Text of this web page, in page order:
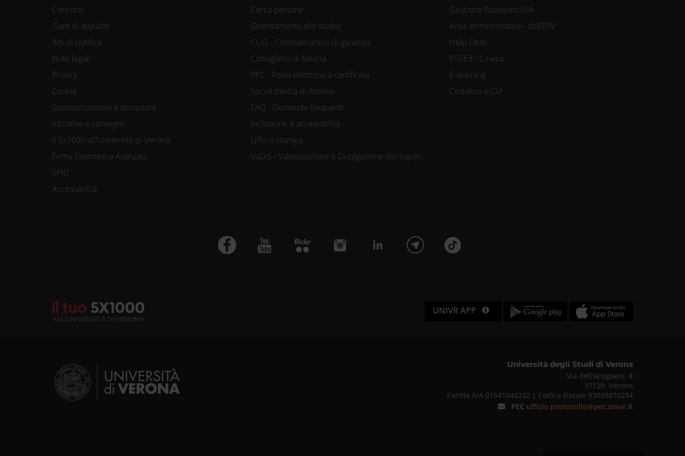
Concorsi
Gare di appalto
Atti di notifica
Note legali
Privacy
Cookie
Sponsorizzazioni e donazioni
Iniziative e convegni
Il 5x1000 all'Università di Verona
Firma Elettronica Avanzata
SPID
Accessibilità
Cerca persone
Orientamento allo studio
CUG - Comitato unico di garanzia
Consigliera di fiducia
PEC - Posta elettronica certificata
Social media di Ateneo
FAQ - Domande frequenti
Inclusione e accessibilità
Ufficio stampa
VaDiS - Valorizzazione e Divulgazione dei Saperi
Gestione Password GIA
Area amministrativa - dbERW
Help Desk
ESSE3 - Cineca
E-learning
Cedolino e CU
UNIVR APP
Università degli Studi di Verona
Via dell'Artigliere, 8
37129, Verona
Partita IVA 01541040232 | Codice Fiscale 93009870234
PEC ufficio.protocollo@pec.univr.it